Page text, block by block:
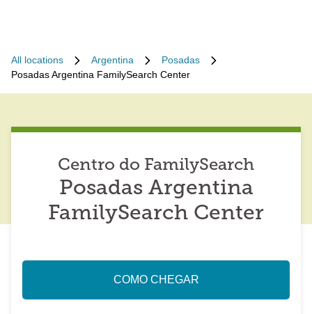
All locations Argentina
Posadas
Posadas Argentina FamilySearch Center
Centro do FamilySearch
Posadas Argentina
FamilySearch Center
COMO CHEGAR